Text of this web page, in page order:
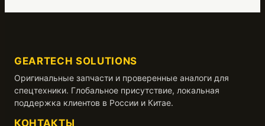
GEARTECH SOLUTIONS
Оригинальные запчасти и проверенные аналоги для
спецтехники. Глобальное присутствие, локальная
поддержка клиентов в России и Китае.
КОНТАКТЫ